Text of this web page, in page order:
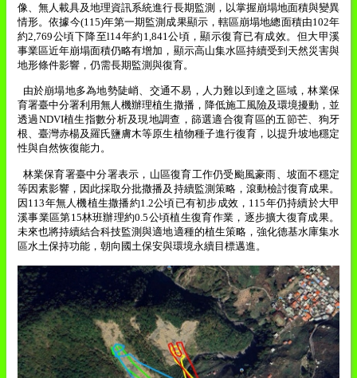
像、無人載具及地理資訊系統進行長期監測，以掌握崩塌地面積與變異
情形。依據今(115)年第一期監測成果顯示，轄區崩塌地總面積由102年
約2,769公頃下降至l14年約 1,841 公頃，顯示復育已有成效。但大甲溪
事業區近年崩塌面積仍略有增加，顯示高山集水區持續受到天然災害與
地形條件影響，仍需長期監測與復育。
由於崩塌地多為地勢陡峭、交通不易，人力難以到達之區域，林業保
育署臺中分署利用無人機辦理植生撒播，降低施工風險及環境擾動，並
透過NDVI植生指數分析及現地調查，篩選適合復育區的五節芒、狗牙
根、臺灣赤楊及羅氏鹽膚木等原生植物種子進行復育，以提升坡地穩定
性與自然恢復能力。
林業保育署臺中分署表示，山區復育工作仍受颱風豪雨、坡面不穩定
等因素影響，因此採取分批撒播及持續監測策略，滾動檢討復育成果。
因 113年無人機植生撒播約1.2公頃已有初步成效， 115年仍持續於大甲
溪事業區第15林班辦理約0.5公頃植生復育作業，逐步擴大復育成果。
未來也將持續結合科技監測與適地適種的植生策略，強化德基水庫集水
區水土保持功能，朝向國土保安與環境永續目標邁進。